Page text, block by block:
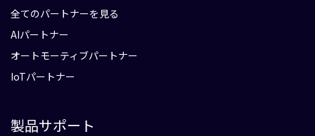
全てのパートナーを見る
AIパートナー
オートモーティブパートナー
IoTパートナー
製品サポート